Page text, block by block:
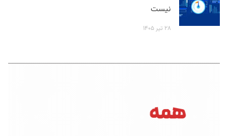
نیست
۲۸ تیر ۱۴۰۵